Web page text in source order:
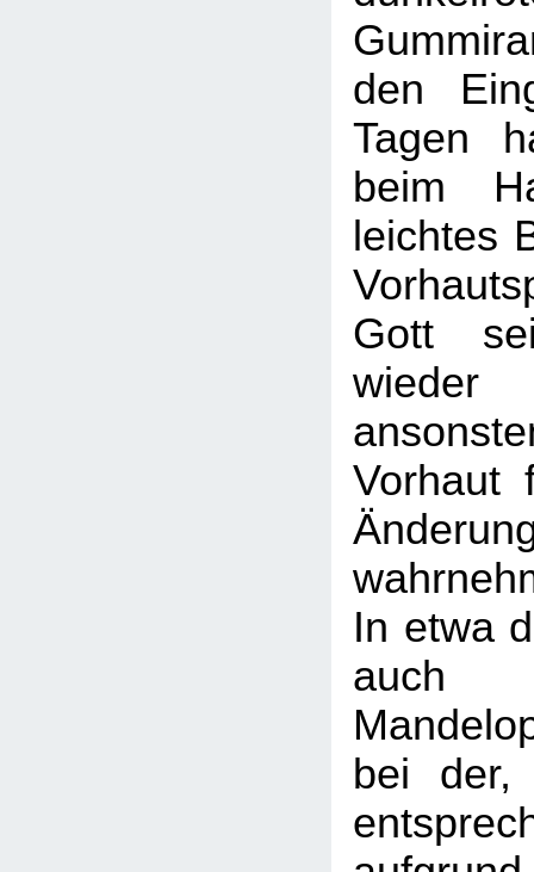
den
Tagen
beim
leichtes
Gott
Vorhaut
In etwa
bei der,